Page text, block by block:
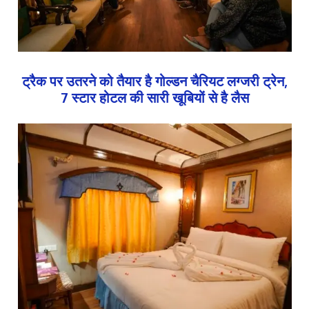
ट्रैक पर उतरने को तैयार है गोल्डन चैरियट लग्जरी ट्रेन,
7 स्टार होटल की सारी खूबियों से है लैस